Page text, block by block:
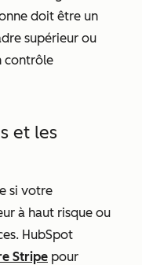
doit être un
supérieur ou
contrôle
et les
si votre
à haut risque ou
HubSpot
Stripe pour